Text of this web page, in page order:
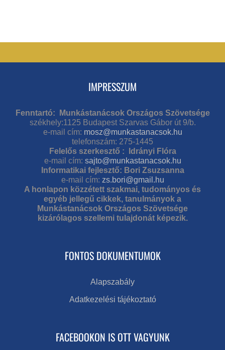
IMPRESSZUM
Fenntartó: Munkástanácsok Országos Szövetsége
székhely:1125 Budapest Szarvas Gábor út 9/b.
e-mail cím: mosz@munkastanacsok.hu
telefonszám: 275-1445
Felelős szerkesztő : Idrányi Flóra
e-mail cím: sajto@munkastanacsok.hu
Informatikai fejlesztő: Bori Zsuzsanna
e-mail cím: zs.bori@gmail.hu
A honlapon közzétett szakmai, tudományos és
egyéb jellegű cikkek, tanulmányok a
Munkástanácsok Országos Szövetsége
kizárólagos szellemi tulajdonát képezik.
FONTOS DOKUMENTUMOK
Alapszabály
Adatkezelési tájékoztató
FACEBOOKON IS OTT VAGYUNK